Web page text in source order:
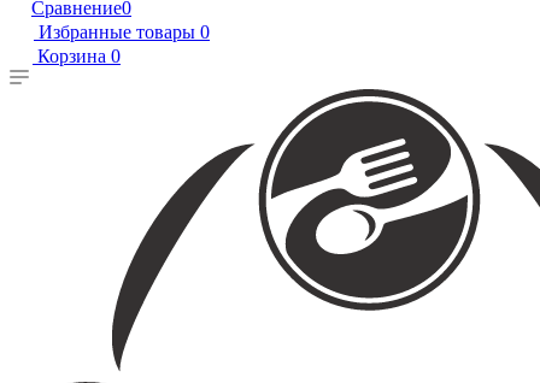
Сравнение0
Избранные товары 0
Корзина 0